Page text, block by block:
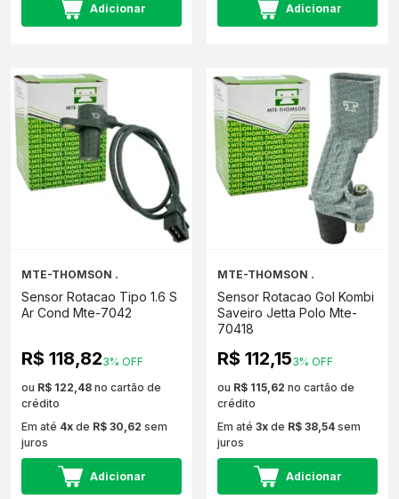
Adicionar Adicionar
MTE-THOMSON .
Sensor Rotacao Tipo 1.6 S
Ar Cond Mte-7042
R$ 118,823% OFF
ou R$ 122,48 no cartão de
crédito
Em até 4x de R$ 30,62 sem
juros
Adicionar
MTE-THOMSON .
Sensor Rotacao Gol Kombi
Saveiro Jetta Polo Mte-
70418
R$ 112,153% OFF
ou R$ 115,62 no cartão de
crédito
Em até 3x de R$ 38,54 sem
juros
Adicionar